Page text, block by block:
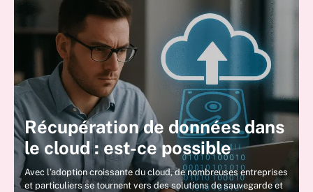
Récupération de données dans
le cloud : est-ce possible
Avec l’adoption croissante du cloud, de nombreuses entreprises
et particuliers se tournent vers des solutions de sauvegarde et